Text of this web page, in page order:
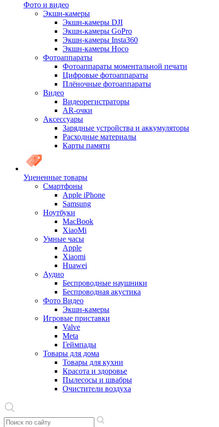
Фото и видео
Экшн-камеры
Экшн-камеры DJI
Экшн-камеры GoPro
Экшн-камеры Insta360
Экшн-камеры Hoco
Фотоаппараты
Фотоаппараты моментальной печати
Цифровые фотоаппараты
Плёночные фотоаппараты
Видео
Видеорегистраторы
AR-очки
Аксессуары
Зарядные устройства и аккумуляторы
Расходные материалы
Карты памяти
Уцененные товары
Cмартфоны
Apple iPhone
Samsung
Ноутбуки
MacBook
XiaoMi
Умные часы
Apple
Xiaomi
Huawei
Аудио
Беспроводные наушники
Беспроводная акустика
Фото Видео
Экшн-камеры
Игровые приставки
Valve
Meta
Геймпады
Товары для дома
Товары для кухни
Красота и здоровье
Пылесосы и швабры
Очистители воздуха